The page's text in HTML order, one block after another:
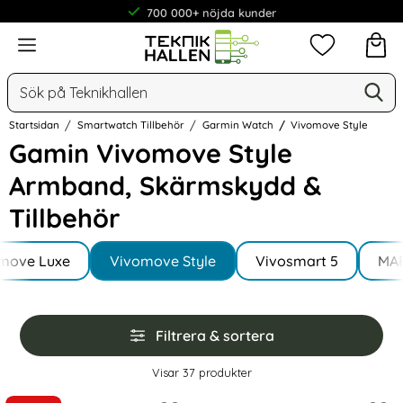
Snabba leveranser
Meny
Sök
Mina
Startsidan Smartwatch Tillbehör Garmin Watch Vivomove Style
Gamin Vivomove Style
Armband, Skärmskydd &
Tillbehör
Hoppa
till
produkter
Underkategorier
Luxe Vivomove Style Vivosmart 5
Hoppa
över
filtersektionen
Filtrera & sortera
Filtrera & sortera
Visar 37 produkter